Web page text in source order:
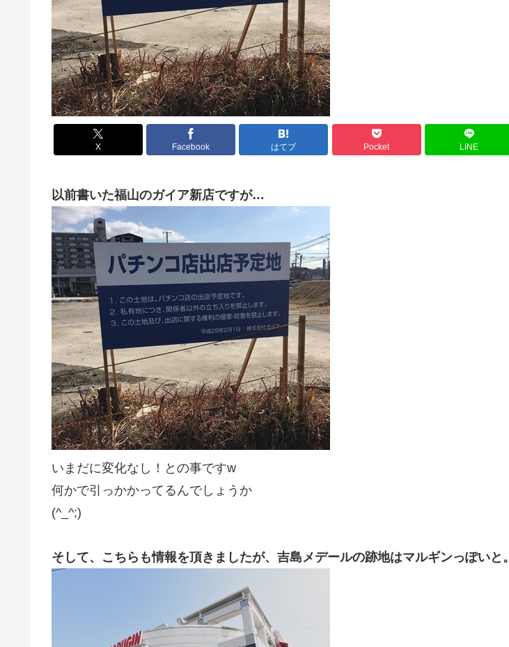
X Facebook はてブ Pocket LINE
以前書いた福山のガイア新店ですが…
いまだに変化なし！との事ですw
何かで引っかかってるんでしょうか
(^_^;)
そして、こちらも情報を頂きましたが、吉島メデールの跡地はマルギンっぽいと。